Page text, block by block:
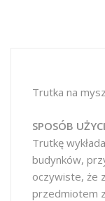
Trutka na
SPOSÓB
Trutkę
budynków,
oczywiste, że
przedmiotem